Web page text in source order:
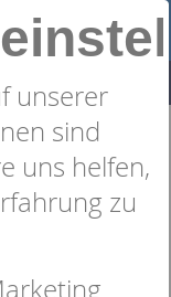
unserer
sind
uns helfen,
zu